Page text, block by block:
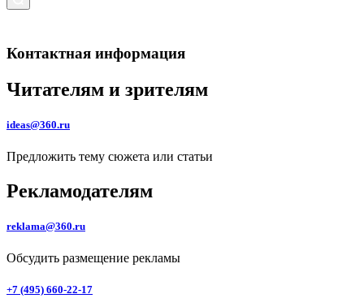
Контактная информация
Читателям и зрителям
ideas@360.ru
Предложить тему сюжета или статьи
Рекламодателям
reklama@360.ru
Обсудить размещение рекламы
+7 (495) 660-22-17